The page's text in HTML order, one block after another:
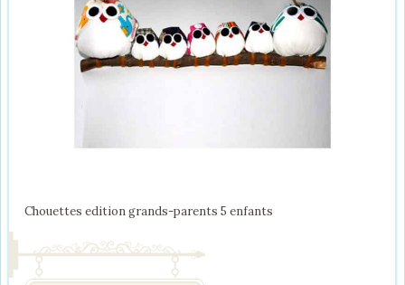
Chouettes edition grands-parents 5 enfants